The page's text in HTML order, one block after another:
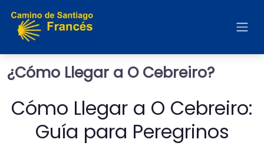
¿Cómo Llegar a O Cebreiro?
Cómo Llegar a O Cebreiro:
Guía para Peregrinos